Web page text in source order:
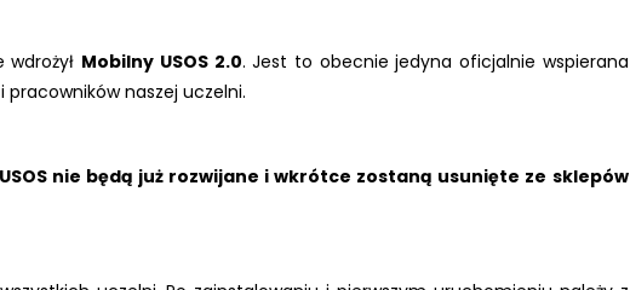
Mobilny USOS 2.0. Jest to obecnie jedyna oficjalnie wspierana
pracowników naszej uczelni.
nie będą już rozwijane i wkrótce zostaną usunięte ze sklepów